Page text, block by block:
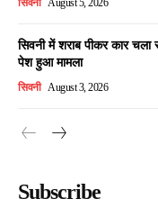
सिवनी August 5, 2026
सिवनी में शराब पीकर कार
पेश हुआ मामला
सिवनी August 3, 2026
Subscribe